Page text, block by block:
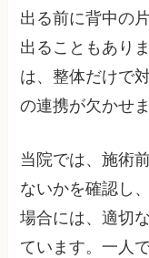
出る前に背中の
出ることもあり
は、整体だけで
の連携が欠かせま
当院では、施術
ないかを確認し
場合には、適切
ています。一人